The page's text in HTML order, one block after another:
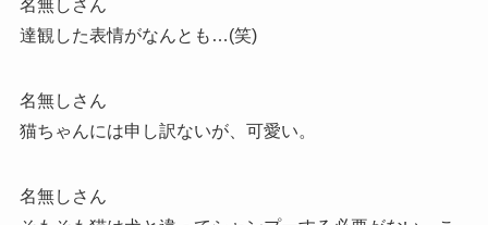
名無しさん
達観した表情がなんとも…(笑)
名無しさん
猫ちゃんには申し訳ないが、可愛い。
名無しさん